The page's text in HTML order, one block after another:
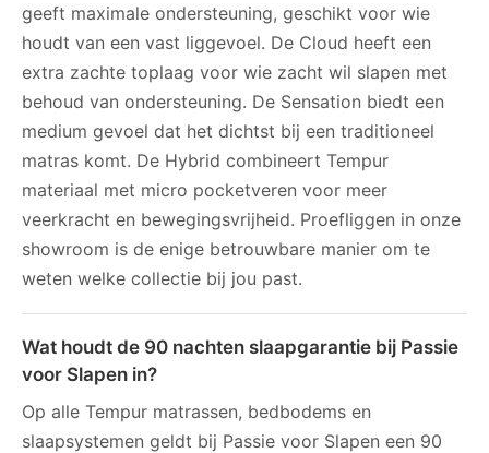
geeft maximale ondersteuning, geschikt voor wie
houdt van een vast liggevoel. De Cloud heeft een
extra zachte toplaag voor wie zacht wil slapen met
behoud van ondersteuning. De Sensation biedt een
medium gevoel dat het dichtst bij een traditioneel
matras komt. De Hybrid combineert Tempur
materiaal met micro pocketveren voor meer
veerkracht en bewegingsvrijheid. Proefliggen in onze
showroom is de enige betrouwbare manier om te
weten welke collectie bij jou past.
Wat houdt de 90 nachten slaapgarantie bij Passie
voor Slapen in?
Op alle Tempur matrassen, bedbodems en
slaapsystemen geldt bij Passie voor Slapen een 90